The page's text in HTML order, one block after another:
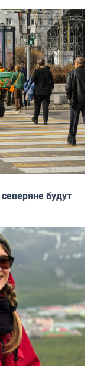
будут